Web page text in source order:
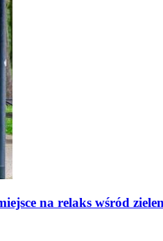
na relaks wśród